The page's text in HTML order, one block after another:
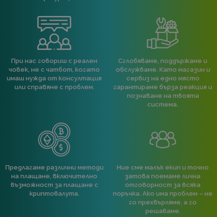
При нас говориш с реален
човек, не с чатбот, когато
имаш нужда от консултация
или справяне с проблем.
Сглобяваме, поддържаме и
обслужваме. Като магазин и
сервиз на едно място
гарантираме бърза реакция и
познаване на твоята
система.
Предлагаме различни методи
на плащане, включително
възможност за плащане с
криптовалута.
Ние сме малък екип и точно
затова поемаме лична
отговорност за всяка
поръчка. Ако има проблем – не
го прехвърляме, а го
решаваме.